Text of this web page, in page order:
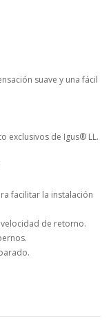
suave y una fácil
exclusivos de Igus® LL.
facilitar la instalación
de retorno.